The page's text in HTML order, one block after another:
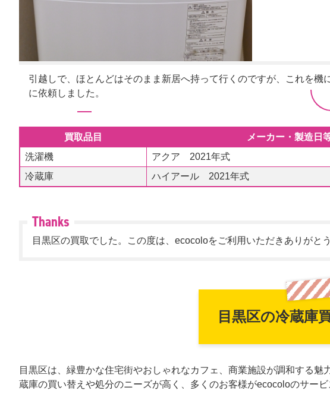
引越しで、ほとんどはそのまま新居へ持って行くのですが、これを
に依頼しました。
買取品目 メーカー・製造日
洗濯機
アクア 2021年式
冷蔵庫
ハイアール 2021年式
目黒区の買取でした。この度は、ecocoloをご利用いただきありがと
目黒区の冷蔵庫
目黒区は、緑豊かな住宅街やおしゃれなカフェ、商業施設が調和する
蔵庫の買い替えや処分のニーズが高く、多くのお客様がecocoloのサービ